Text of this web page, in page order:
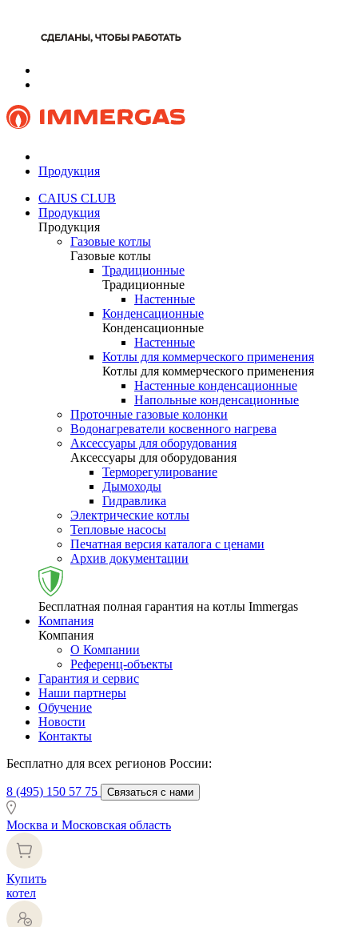
Продукция
CAIUS CLUB
Продукция
Продукция
Газовые котлы
Газовые котлы
Традиционные
Традиционные
Настенные
Конденсационные
Конденсационные
Настенные
Котлы для коммерческого применения
Котлы для коммерческого применения
Настенные конденсационные
Напольные конденсационные
Проточные газовые колонки
Водонагреватели косвенного нагрева
Аксессуары для оборудования
Аксессуары для оборудования
Терморегулирование
Дымоходы
Гидравлика
Электрические котлы
Тепловые насосы
Печатная версия каталога с ценами
Архив документации
Бесплатная полная гарантия на котлы Immergas
Компания
Компания
О Компании
Референц-объекты
Гарантия и сервис
Наши партнеры
Обучение
Новости
Контакты
Бесплатно для всех регионов России:
8 (495) 150 57 75 Связаться с нами
Москва и Московская область
Купить
котел